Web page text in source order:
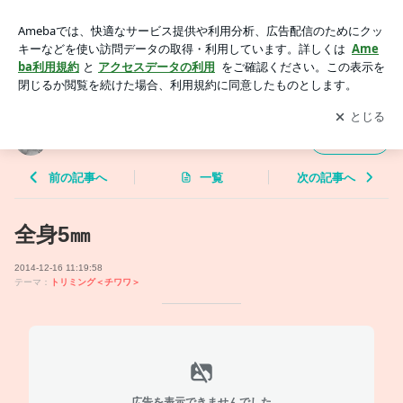
アプリをダウンロードして ブログの更新通知
を受け取りまし
ょう。
開く
前の記事へ 一覧 次の記事へ
全身5㎜
2014-12-16 11:19:58
テーマ：
トリミング＜チワワ＞